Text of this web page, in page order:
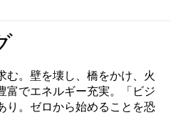
む。壁を壊し、橋をかけ、火
富でエネルギー充実。「ビジ
り。ゼロから始めることを恐